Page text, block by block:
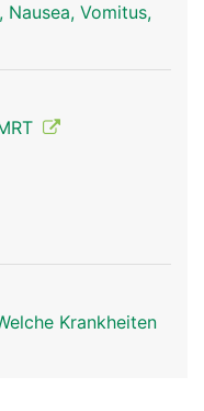
Vomitus,
Krankheiten